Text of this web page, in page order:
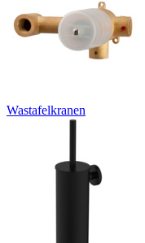
Wastafelkranen